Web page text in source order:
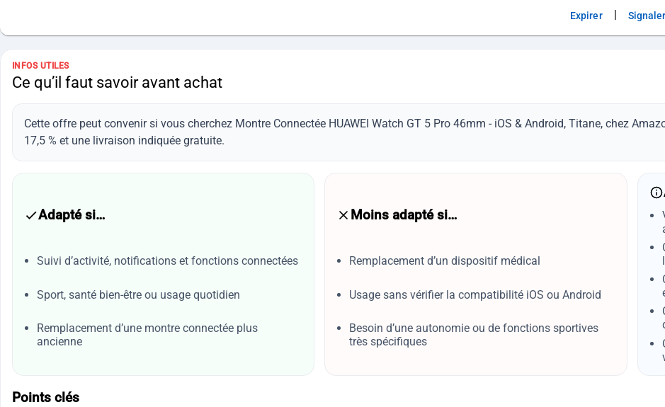
Expirer | Signaler
INFOS UTILES
Ce qu’il faut savoir avant achat
Cette offre peut convenir si vous cherchez Montre Connectée HUAWEI Watch GT 5 Pro 46mm - iOS & Android, Titane, chez
17,5 % et une livraison indiquée gratuite.
Adapté si…
Suivi d’activité, notifications et fonctions connectées
Sport, santé bien-être ou usage quotidien
Remplacement d’une montre connectée plus
ancienne
Moins adapté si…
Remplacement d’un dispositif médical
Usage sans vérifier la compatibilité iOS ou Android
Besoin d’une autonomie ou de fonctions sportives
très spécifiques
Points clés